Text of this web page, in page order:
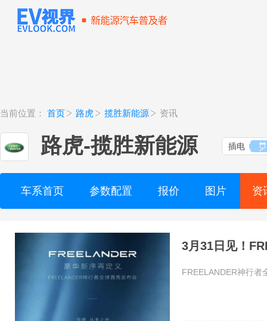
当前位置： 首页 路虎 揽胜新能源 资讯
路虎-揽胜新能源 插电
车系首页 参数配置 报价 图片 资
FREELANDER神行者